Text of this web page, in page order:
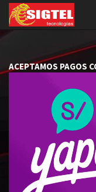
ACEPTAMOS PAGOS